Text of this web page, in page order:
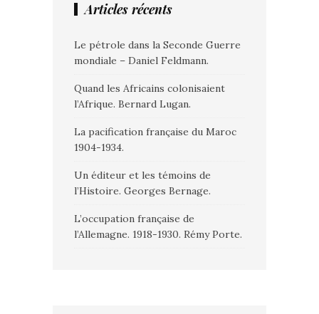
Articles récents
Le pétrole dans la Seconde Guerre
mondiale – Daniel Feldmann.
Quand les Africains colonisaient
l’Afrique. Bernard Lugan.
La pacification française du Maroc
1904-1934.
Un éditeur et les témoins de
l’Histoire. Georges Bernage.
L’occupation française de
l’Allemagne. 1918-1930. Rémy Porte.